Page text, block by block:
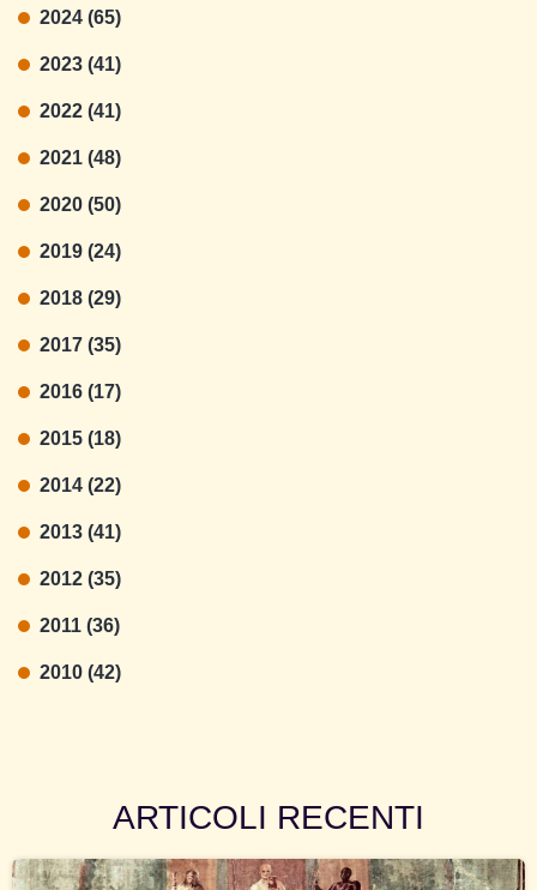
2024 (65)
2023 (41)
2022 (41)
2021 (48)
2020 (50)
2019 (24)
2018 (29)
2017 (35)
2016 (17)
2015 (18)
2014 (22)
2013 (41)
2012 (35)
2011 (36)
2010 (42)
ARTICOLI RECENTI